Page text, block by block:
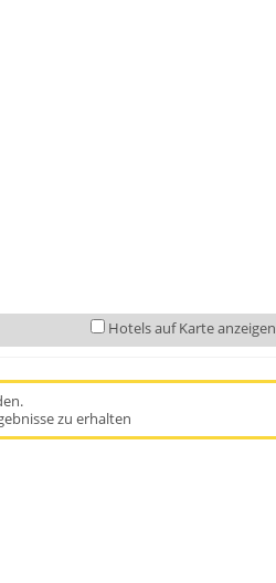
Hotels auf Karte anzeigen
zu erhalten